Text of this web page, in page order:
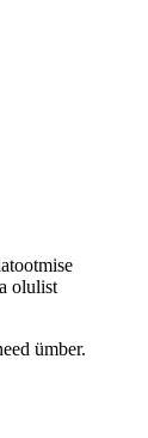
olulist
ümber.